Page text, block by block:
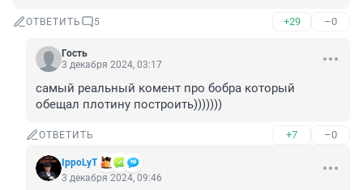
ОТВЕТИТЬ 5 +29 –0
Гость
3 декабря 2024, 03:17
самый реальный комент про бобра который
обещал плотину построить)))))))
ОТВЕТИТЬ +7 –0
IppoLyT
3 декабря 2024, 09:46